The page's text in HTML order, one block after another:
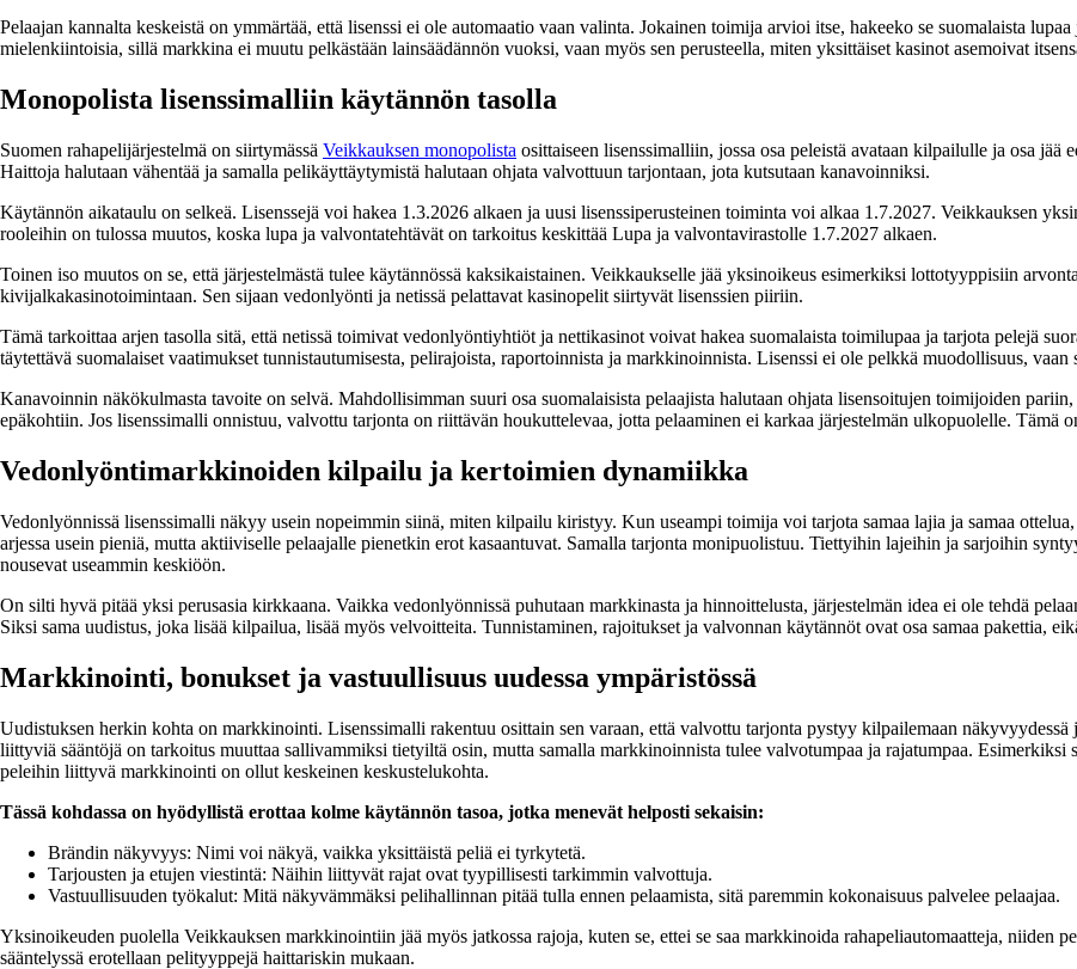
Pelaajan kannalta keskeistä on ymmärtää, että lisenssi ei ole automaatio vaan valinta. Jokainen toimija arvioi itse, hakeeko se suomalaista
mielenkiintoisia, sillä markkina ei muutu pelkästään lainsäädännön vuoksi, vaan myös sen perusteella, miten yksittäiset kasinot asemoivat
Monopolista lisenssimalliin käytännön tasolla
Suomen rahapelijärjestelmä on siirtymässä Veikkauksen monopolista osittaiseen lisenssimalliin, jossa osa peleistä avataan kilpailulle ja osa
Haittoja halutaan vähentää ja samalla pelikäyttäytymistä halutaan ohjata valvottuun tarjontaan, jota kutsutaan kanavoinniksi.
Käytännön aikataulu on selkeä. Lisenssejä voi hakea 1.3.2026 alkaen ja uusi lisenssiperusteinen toiminta voi alkaa 1.7.2027. Veikkauksen
rooleihin on tulossa muutos, koska lupa ja valvontatehtävät on tarkoitus keskittää Lupa ja valvontavirastolle 1.7.2027 alkaen.
Toinen iso muutos on se, että järjestelmästä tulee käytännössä kaksikaistainen. Veikkaukselle jää yksinoikeus esimerkiksi lottotyyppisiin
kivijalkakasinotoimintaan. Sen sijaan vedonlyönti ja netissä pelattavat kasinopelit siirtyvät lisenssien piiriin.
Tämä tarkoittaa arjen tasolla sitä, että netissä toimivat vedonlyöntiyhtiöt ja nettikasinot voivat hakea suomalaista toimilupaa ja tarjota pelejä
täytettävä suomalaiset vaatimukset tunnistautumisesta, pelirajoista, raportoinnista ja markkinoinnista. Lisenssi ei ole pelkkä muodollisuus,
Kanavoinnin näkökulmasta tavoite on selvä. Mahdollisimman suuri osa suomalaisista pelaajista halutaan ohjata lisensoitujen toimijoiden
epäkohtiin. Jos lisenssimalli onnistuu, valvottu tarjonta on riittävän houkuttelevaa, jotta pelaaminen ei karkaa järjestelmän ulkopuolelle. Tämä
Vedonlyöntimarkkinoiden kilpailu ja kertoimien dynamiikka
Vedonlyönnissä lisenssimalli näkyy usein nopeimmin siinä, miten kilpailu kiristyy. Kun useampi toimija voi tarjota samaa lajia ja samaa
arjessa usein pieniä, mutta aktiiviselle pelaajalle pienetkin erot kasaantuvat. Samalla tarjonta monipuolistuu. Tiettyihin lajeihin ja sarjoihin
nousevat useammin keskiöön.
On silti hyvä pitää yksi perusasia kirkkaana. Vaikka vedonlyönnissä puhutaan markkinasta ja hinnoittelusta, järjestelmän idea ei ole tehdä
Siksi sama uudistus, joka lisää kilpailua, lisää myös velvoitteita. Tunnistaminen, rajoitukset ja valvonnan käytännöt ovat osa samaa pakettia,
Markkinointi, bonukset ja vastuullisuus uudessa ympäristössä
Uudistuksen herkin kohta on markkinointi. Lisenssimalli rakentuu osittain sen varaan, että valvottu tarjonta pystyy kilpailemaan
liittyviä sääntöjä on tarkoitus muuttaa sallivammiksi tietyiltä osin, mutta samalla markkinoinnista tulee valvotumpaa ja rajatumpaa.
peleihin liittyvä markkinointi on ollut keskeinen keskustelukohta.
Tässä kohdassa on hyödyllistä erottaa kolme käytännön tasoa, jotka menevät helposti sekaisin:
Brändin näkyvyys: Nimi voi näkyä, vaikka yksittäistä peliä ei tyrkytetä.
Tarjousten ja etujen viestintä: Näihin liittyvät rajat ovat tyypillisesti tarkimmin valvottuja.
Vastuullisuuden työkalut: Mitä näkyvämmäksi pelihallinnan pitää tulla ennen pelaamista, sitä paremmin kokonaisuus palvelee pelaajaa.
Yksinoikeuden puolella Veikkauksen markkinointiin jää myös jatkossa rajoja, kuten se, ettei se saa markkinoida rahapeliautomaatteja, niiden
sääntelyssä erotellaan pelityyppejä haittariskin mukaan.